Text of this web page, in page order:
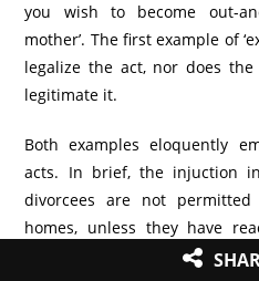
you wish to become out-
mother’. The first example of
legalize the act, nor does
legitimate it.
Both examples eloquently
acts. In brief, the injuction
divorcees are not
homes, unless they have
indecency and run away.